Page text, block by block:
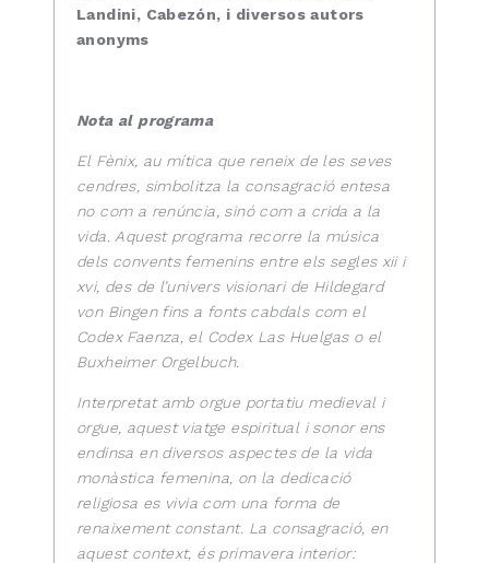
Landini, Cabezón, i diversos autors
anonyms
Nota al programa
El Fènix, au mítica que reneix de les seves
cendres, simbolitza la consagració entesa
no com a renúncia, sinó com a crida a la
vida. Aquest programa recorre la música
dels convents femenins entre els segles xii i
xvi, des de l’univers visionari de Hildegard
von Bingen fins a fonts cabdals com el
Codex Faenza, el Codex Las Huelgas o el
Buxheimer Orgelbuch.
Interpretat amb orgue portatiu medieval i
orgue, aquest viatge espiritual i sonor ens
endinsa en diversos aspectes de la vida
monàstica femenina, on la dedicació
religiosa es vivia com una forma de
renaixement constant. La consagració, en
aquest context, és primavera interior: